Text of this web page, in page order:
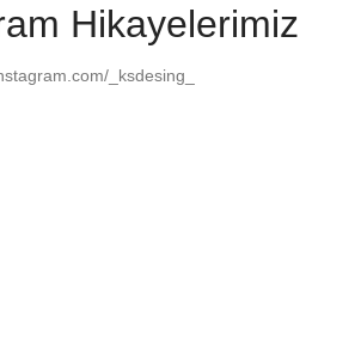
Hikayelerimiz
_ksdesing_